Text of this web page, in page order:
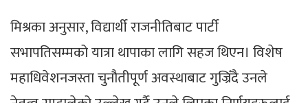
मिश्रका अनुसार, विद्यार्थी राजनीतिबाट पार्टी
सभापतिसम्मको यात्रा थापाका लागि सहज थिएन। विशेष
महाधिवेशनजस्ता चुनौतीपूर्ण अवस्थाबाट गुज्रिँदै उनले